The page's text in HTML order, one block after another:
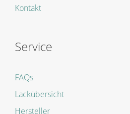
Kontakt
Service
FAQs
Lackübersicht
Hersteller